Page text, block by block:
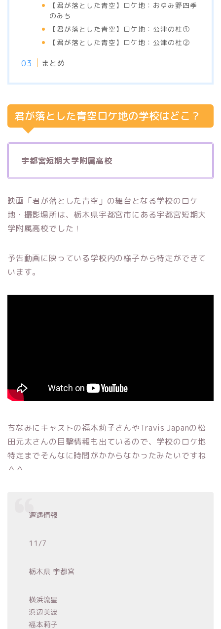
【君が落とした青空】ロケ地：おゆみ野四季
のみち
【君が落とした青空】ロケ地：公津の杜①
【君が落とした青空】ロケ地：公津の杜②
まとめ
君が落とした青空ロケ地の学校はどこ？
宇都宮短期大学附属高校
映画「君が落とした青空」の舞台となる学校のロケ
地・撮影場所は、栃木県宇都宮市にある宇都宮短期大
学附属高校でした！
予告動画に映っている学校内の様子から特定ができて
います。
ちなみにキャストの福本莉子さんやTravis Japanの松
田元太さんの目撃情報も出ているので、学校のロケ地
特定までそんなに時間がかからなかったみたいですね
＾＾
遭遇情報
11/7
栃木県 宇都宮
横浜流星
浜辺美波
福本莉子